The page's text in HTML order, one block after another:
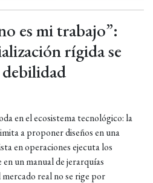
es mi trabajo”:
rígida se
en el ecosistema tecnológico: la
a proponer diseños en una
en operaciones ejecuta los
en un manual de jerarquías
real no se rige por